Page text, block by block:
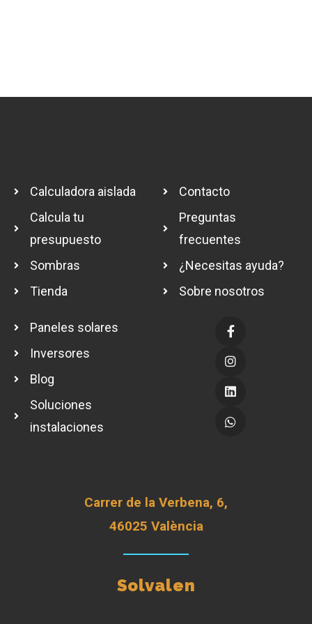
Calculadora aislada
Calcula tu
presupuesto
Sombras
Tienda
Paneles solares
Inversores
Blog
Soluciones
instalaciones
Contacto
Preguntas
frecuentes
¿Necesitas ayuda?
Sobre nosotros
Carrer de la Verbena, 6,
46025 València
Solvalen